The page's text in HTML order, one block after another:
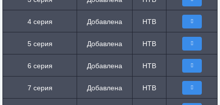
4 серия Добавлена НТВ
5 серия Добавлена НТВ
6 серия Добавлена НТВ
7 серия Добавлена НТВ